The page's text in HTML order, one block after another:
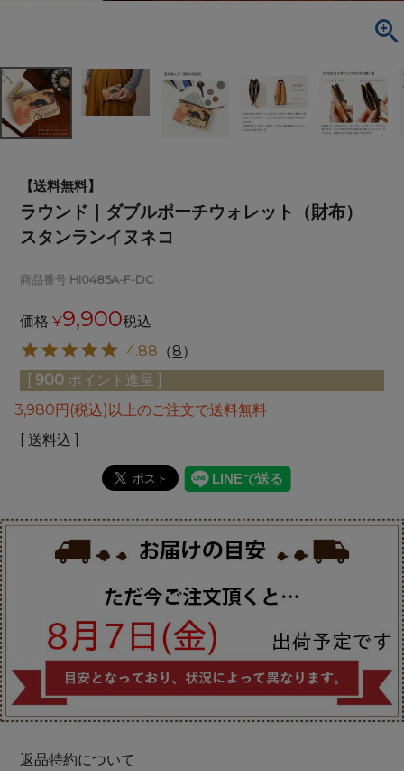
【送料無料】
ラウンド｜ダブルポーチウォレット（財布）
スタンランイヌネコ
商品番号 HI0485A-F-DC
価格 ¥9,900税込
4.88 （8）
[ 900 ポイント進呈 ]
3,980円(税込)以上のご注文で送料無料
送料込
返品特約について